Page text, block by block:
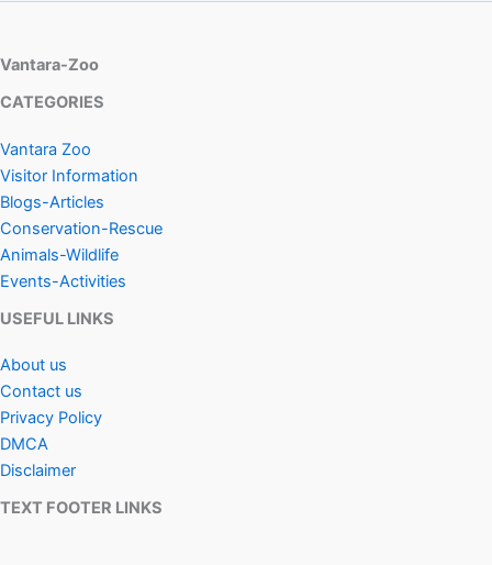
Vantara-Zoo
CATEGORIES
Vantara Zoo
Visitor Information
Blogs-Articles
Conservation-Rescue
Animals-Wildlife
Events-Activities
USEFUL LINKS
About us
Contact us
Privacy Policy
DMCA
Disclaimer
TEXT FOOTER LINKS